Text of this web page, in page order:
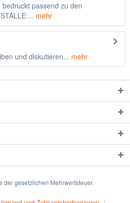
passend zu den
mehr
und diskutieren... mehr
der gesetzlichen Mehrwertsteuer.